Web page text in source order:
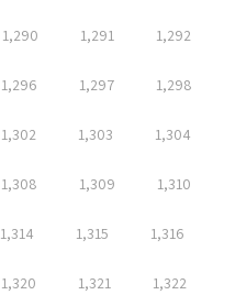
1,290 1,291 1,292
1,296 1,297 1,298
1,302 1,303 1,304
1,308 1,309 1,310
1,314 1,315 1,316
1,320 1,321 1,322